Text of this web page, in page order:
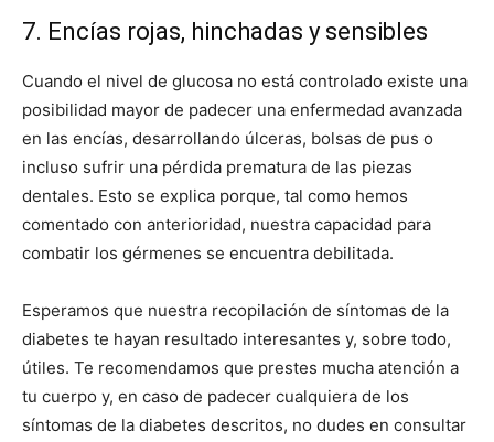
7. Encías rojas, hinchadas y sensibles
Cuando el nivel de glucosa no está controlado existe una
posibilidad mayor de padecer una enfermedad avanzada
en las encías, desarrollando úlceras, bolsas de pus o
incluso sufrir una pérdida prematura de las piezas
dentales. Esto se explica porque, tal como hemos
comentado con anterioridad, nuestra capacidad para
combatir los gérmenes se encuentra debilitada.
Esperamos que nuestra recopilación de síntomas de la
diabetes te hayan resultado interesantes y, sobre todo,
útiles. Te recomendamos que prestes mucha atención a
tu cuerpo y, en caso de padecer cualquiera de los
síntomas de la diabetes descritos, no dudes en consultar